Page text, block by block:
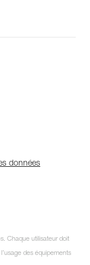
données
Chaque utilisateur doit
des équipements